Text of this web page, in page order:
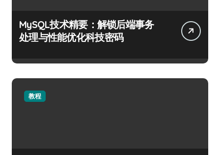
MySQL技术精要：解锁后端事务
处理与性能优化科技密码
教程